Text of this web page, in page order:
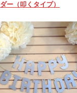
ダー（叩くタイプ）